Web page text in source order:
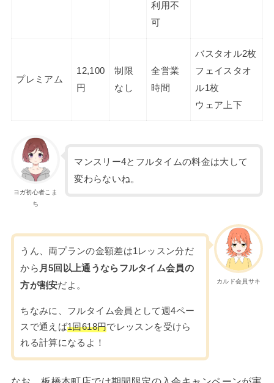
利用不
可
プレミアム
12,100
円
制限
なし
全営業
時間
バスタオル2枚
フェイスタオ
ル1枚
ウェア上下
ヨガ初心者こま
ち
マンスリー4とフルタイムの料金は大して
変わらないね。
カルド会員サキ
うん、両プランの金額差は1レッスン分だ
から 月5回以上通うならフルタイム会員の
方が割安だよ。
ちなみに、フルタイム会員として週4ペー
スで通えば1回618円でレッスンを受けら
れる計算になるよ！